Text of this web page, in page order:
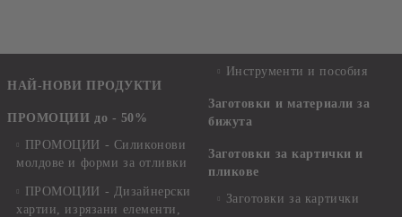
НАЙ-НОВИ ПРОДУКТИ
ПРОМОЦИИ до - 50%
ПРОМОЦИИ - Силиконови
молдове и форми за отливки
ПРОМОЦИИ - Дизайнерски
хартии, изрязани елементи,
Инструменти и пособия
Заготовки и материали за
бижута
Заготовки за картички и
пликове
Заготовки за картички